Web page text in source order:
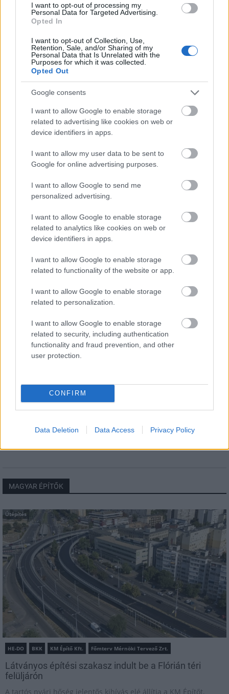
I want to opt-out of processing my
Personal Data for Targeted Advertising.
Opted In
I want to opt-out of Collection, Use,
Retention, Sale, and/or Sharing of my
Personal Data that Is Unrelated with the
Purposes for which it was collected.
Opted Out
Google consents
I want to allow Google to enable storage
related to advertising like cookies on web or
device identifiers in apps.
I want to allow my user data to be sent to
Google for online advertising purposes.
I want to allow Google to send me
personalized advertising.
I want to allow Google to enable storage
related to analytics like cookies on web or
device identifiers in apps.
I want to allow Google to enable storage
related to functionality of the website or app.
I want to allow Google to enable storage
related to personalization.
I want to allow Google to enable storage
related to security, including authentication
functionality and fraud prevention, and other
user protection.
CONFIRM
Data Deletion Data Access Privacy Policy
Amire többmillióan vártunk: szombattól másodfokúra
csökken a riasztás
A hőségben is védik a növényzetet Pakson
Idén is PajTáska, egy táskányi segítség a paksi
MAGYAR ÉPÍTŐK
Útépítés
HE-DO BKK KM Építő Kft. Főmterv Mérnöki Tervező Zrt.
Látványos építési szakasz indult be a Flórián téri
felüljárón
A tartós nyári hőség jelentős kihívás elé állítja a KM Építőt,